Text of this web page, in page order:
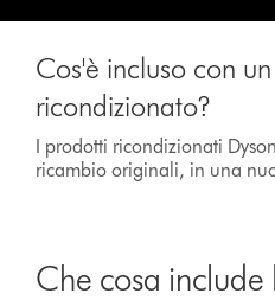
Cos'è incluso con
ricondizionato?
I prodotti ricondizionati
ricambio originali, in una
Che cosa include